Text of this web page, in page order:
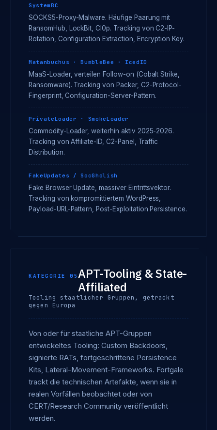
SystemBC
SOCKS5-Proxy-Malware. Häufige Paarung mit
RansomHub, LockBit, Cl0p. Tracking von C2-IP-
Rotation, Configuration Extraction, Encryption Key.
Matanbuchus · BumbleBee · IcedID
MaaS-Loader, verteilen Follow-on (Cobalt Strike,
Ransomware). Tracking von Packer, C2-Protocol-
Fingerprint, Configuration-Server-Pattern.
PrivateLoader · SmokeLoader
Commodity-Loader, weiterhin aktiv 2025-2026.
Tracking von Affiliate-ID, C2-Panel, Traffic
Distribution.
FakeUpdates / SocGholish
Fake Browser Update, massiver Eintrittsvektor.
Tracking von kompromittiertem WordPress,
Payload-URL-Pattern, Post-Exploitation Persistence.
KATEGORIE 05APT-Tooling & State-
Affiliated
Tooling staatlicher Gruppen, getrackt
gegen Europa
Von oder für staatliche APT-Gruppen
entwickeltes Tooling: Custom Backdoors,
signierte RATs, fortgeschrittene Persistence
Kits, Lateral-Movement-Frameworks. Fortgale
trackt die technischen Artefakte, wenn sie in
realen Vorfällen beobachtet oder von
CERT/Research Community veröffentlicht
werden.